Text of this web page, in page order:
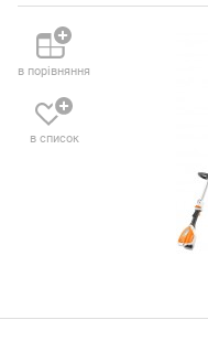
в порівняння
в список